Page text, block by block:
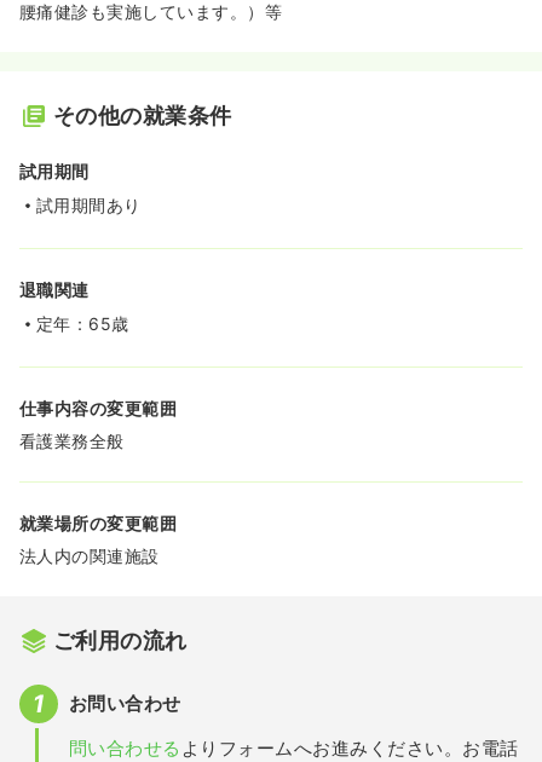
腰痛健診も実施しています。）等
その他の就業条件
試用期間
試用期間あり
退職関連
定年：65歳
仕事内容の変更範囲
看護業務全般
就業場所の変更範囲
法人内の関連施設
ご利用の流れ
お問い合わせ
問い合わせる よりフォームへお進みください。お電話